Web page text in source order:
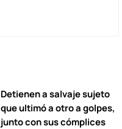
Detienen a salvaje sujeto
que ultimó a otro a golpes,
junto con sus cómplices